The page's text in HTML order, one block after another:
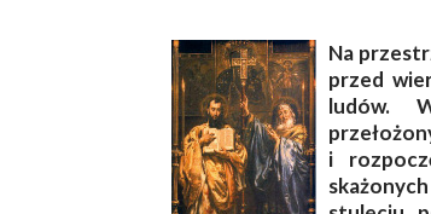
Na
przed
ludów.
i